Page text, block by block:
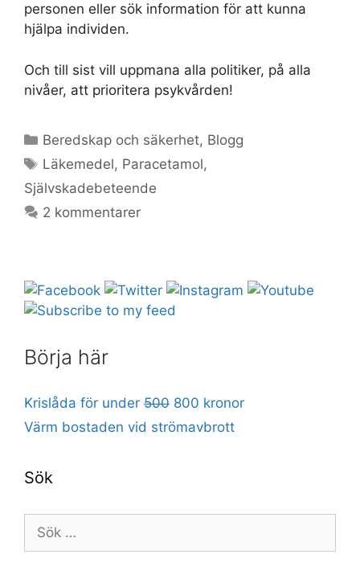
personen eller sök information för att kunna
hjälpa individen.
Och till sist vill uppmana alla politiker, på alla
nivåer, att prioritera psykvården!
Kategorier
Beredskap och säkerhet, Blogg
Etiketter
Läkemedel, Paracetamol,
Självskadebeteende
2 kommentarer
Börja här
Krislåda för under 500 800 kronor
Värm bostaden vid strömavbrott
Sök
efter: